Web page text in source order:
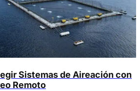
Sistemas de Aireación con
Remoto